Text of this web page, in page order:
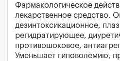
Фармакологическое
лекарственное средство.
дезинтоксикационное,
регидратирующее,
противошоковое,
Уменьшает гиповолемию,